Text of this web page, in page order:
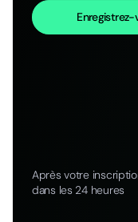
Après votre
dans les 24 heures